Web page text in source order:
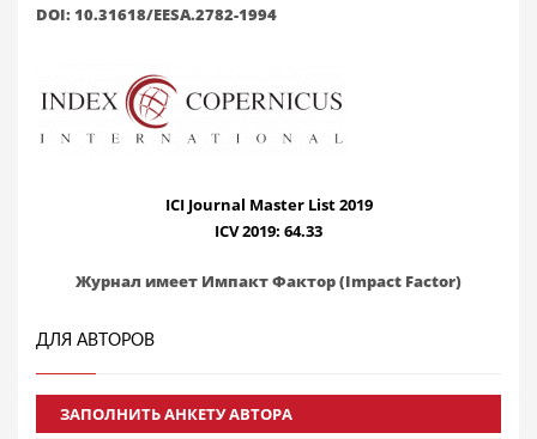
DOI: 10.31618/EESA.2782-1994
ICI Journal Master List 2019
ICV 2019: 64.33
Журнал имеет Импакт Фактор (Impact Factor)
ДЛЯ АВТОРОВ
ЗАПОЛНИТЬ АНКЕТУ АВТОРА